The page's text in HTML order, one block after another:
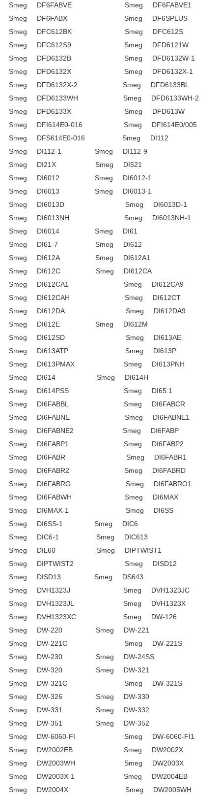
Smeg DF6FABVE Smeg DF6FABVE1
Smeg DF6FABX Smeg DF6SPLUS
Smeg DFC612BK Smeg DFC612S
Smeg DFC612S9 Smeg DFD6121W
Smeg DFD6132B Smeg DFD6132W-1
Smeg DFD6132X Smeg DFD6132X-1
Smeg DFD6132X-2 Smeg DFD6133BL
Smeg DFD6133WH Smeg DFD6133WH-2
Smeg DFD6133X Smeg DFD613W
Smeg DFI614E0-016 Smeg DFI614E0/005
Smeg DFS614E0-016 Smeg DI112
Smeg DI112-1 Smeg DI112-9
Smeg DI21X Smeg DI521
Smeg DI6012 Smeg DI6012-1
Smeg DI6013 Smeg DI6013-1
Smeg DI6013D Smeg DI6013D-1
Smeg DI6013NH Smeg DI6013NH-1
Smeg DI6014 Smeg DI61
Smeg DI61-7 Smeg DI612
Smeg DI612A Smeg DI612A1
Smeg DI612C Smeg DI612CA
Smeg DI612CA1 Smeg DI612CA9
Smeg DI612CAH Smeg DI612CT
Smeg DI612DA Smeg DI612DA9
Smeg DI612E Smeg DI612M
Smeg DI612SD Smeg DI613AE
Smeg DI613ATP Smeg DI613P
Smeg DI613PMAX Smeg DI613PNH
Smeg DI614 Smeg DI614H
Smeg DI614PSS Smeg DI65.1
Smeg DI6FABBL Smeg DI6FABCR
Smeg DI6FABNE Smeg DI6FABNE1
Smeg DI6FABNE2 Smeg DI6FABP
Smeg DI6FABP1 Smeg DI6FABP2
Smeg DI6FABR Smeg DI6FABR1
Smeg DI6FABR2 Smeg DI6FABRD
Smeg DI6FABRO Smeg DI6FABRO1
Smeg DI6FABWH Smeg DI6MAX
Smeg DI6MAX-1 Smeg DI6SS
Smeg DI6SS-1 Smeg DIC6
Smeg DIC6-1 Smeg DIC613
Smeg DIL60 Smeg DIPTWIST1
Smeg DIPTWIST2 Smeg DISD12
Smeg DISD13 Smeg DS643
Smeg DVH1323J Smeg DVH1323JC
Smeg DVH1323JL Smeg DVH1323X
Smeg DVH1323XC Smeg DW-126
Smeg DW-220 Smeg DW-221
Smeg DW-221C Smeg DW-221S
Smeg DW-230 Smeg DW-24SS
Smeg DW-320 Smeg DW-321
Smeg DW-321C Smeg DW-321S
Smeg DW-326 Smeg DW-330
Smeg DW-331 Smeg DW-332
Smeg DW-351 Smeg DW-352
Smeg DW-6060-FI Smeg DW-6060-FI1
Smeg DW2002EB Smeg DW2002X
Smeg DW2003WH Smeg DW2003X
Smeg DW2003X-1 Smeg DW2004EB
Smeg DW2004X Smeg DW2005WH